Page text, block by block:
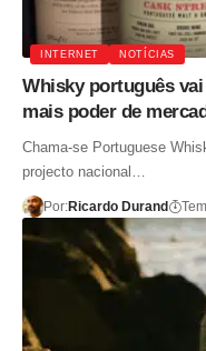
INTERNET NOTÍCIAS
Whisky português
mais poder de
Chama-se Portuguese
projecto nacional…
Por:Ricardo Durand